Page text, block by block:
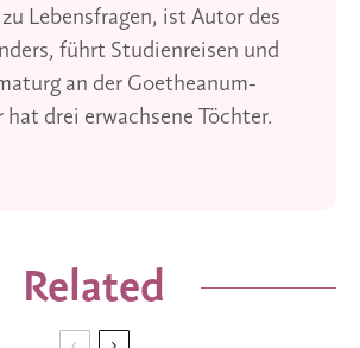
Lebensfragen, ist Autor des
führt Studienreisen und
an der Goetheanum-
hat drei erwachsene Töchter.
Related